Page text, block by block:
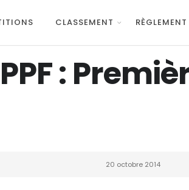
CLASSEMENT RÈGLEMENT
PPF :
20 octobre 2014